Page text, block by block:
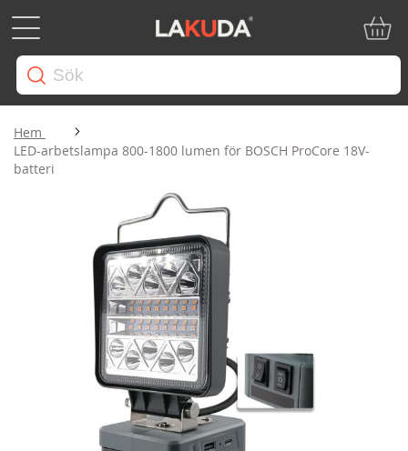
Hem
LED-arbetslampa 800-1800 lumen för BOSCH ProCore 18V-
batteri